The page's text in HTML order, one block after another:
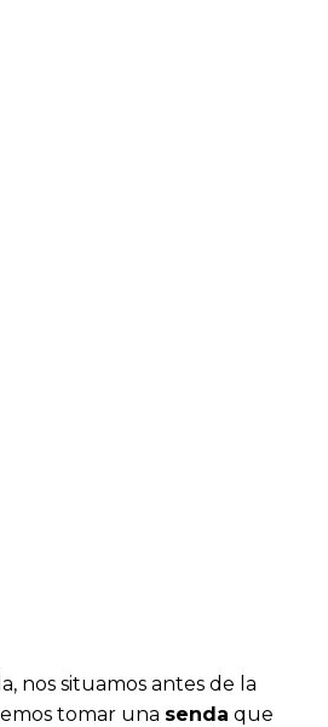
nos situamos antes de la
tomar una senda que